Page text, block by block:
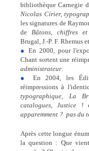
bibliothèque Carnegie
Nicolas Cirier,
les signatures de
de Bâtons, chiffres
Brugal, J.-P. F. Rhemus
● En 2000, pour
Chant sortent une
administrateur.
●
En 2004, les
réimpressions à
typographique, La
catalogues, Justice !
apparemment ?  pas
Après cette longue
la question : Que